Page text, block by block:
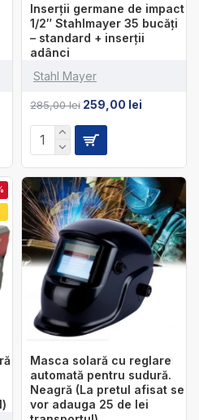
Stahl Mayer
Inserții germane de impact
1/2″ Stahlmayer 35 bucăți
– standard + inserții
adânci
285,00 lei 259,00 lei
Masca solară cu reglare
automată pentru sudură.
Neagră (La pretul afisat se
vor adauga 25 de lei